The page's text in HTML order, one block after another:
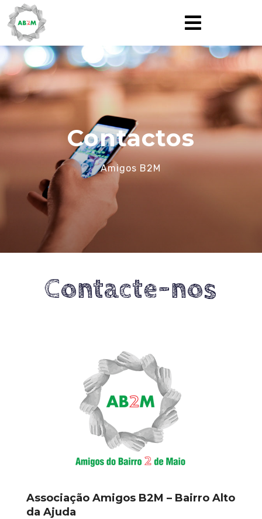

Contactos
Amigos B2M
Contacte-nos
Associação Amigos B2M – Bairro Alto
da Ajuda